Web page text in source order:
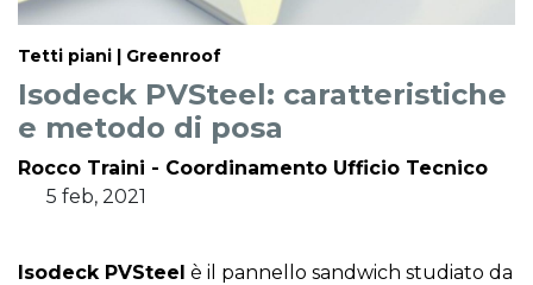
Tetti piani | Greenroof
Isodeck PVSteel: caratteristiche
e metodo di posa
Rocco Traini - Coordinamento Ufficio Tecnico
5 feb, 2021
Isodeck PVSteel è il pannello sandwich studiato da